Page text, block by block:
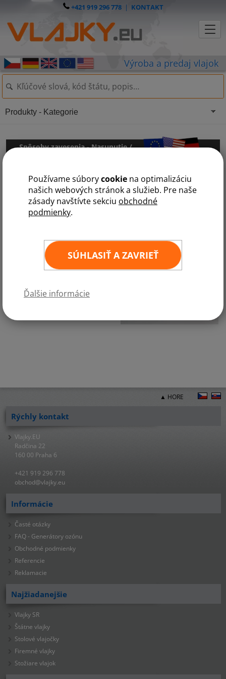
Používame súborycookie na optimalizáciu
našich webových stránok a služieb. Pre naše
zásady navštívte sekciu obchodné
podmienky.
SÚHLASIŤ A ZAVRIEŤ
Ďalšie informácie
+421 919 296 778| KONTAKT
Spôsoby zavesenia - Nasunutie /
Nasunutie Zavesenie
Produkty - Kategorie
▲ HORE
Rýchly kontakt
Vlajky.EU
Radčina 22
160 00 Praha 6
+421 919 296 778
obchod@vlajky.eu
Informácie
Časté otázky
FAQ - Generátory ozónu
Obchodné podmienky
Referencie
Reklamacie
Najžiadanejšie
Vlajky SR
Štátne vlajky
Stolové vlajočky
Firemné vlajky
Stožiare vlajok